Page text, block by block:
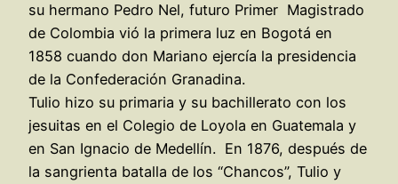
su hermano Pedro Nel, futuro Primer Magistrado
de Colombia vió la primera luz en Bogotá en
1858 cuando don Mariano ejercía la presidencia
de la Confederación Granadina.
Tulio hizo su primaria y su bachillerato con los
jesuitas en el Colegio de Loyola en Guatemala y
en San Ignacio de Medellín. En 1876, después de
la sangrienta batalla de los “Chancos”, Tulio y